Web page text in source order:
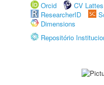
Orcid
CV Lattes
ResearcherID
Dimensions
Repositório